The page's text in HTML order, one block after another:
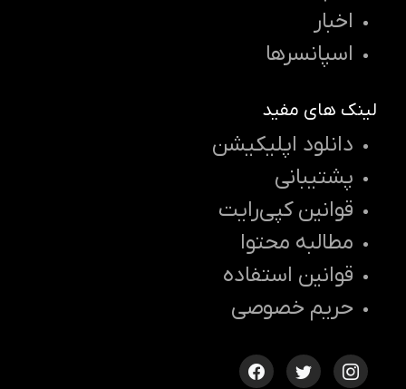
اخبار
اسپانسرها
لینک های مفید
دانلود اپلیکیشن
پشتیبانی
قوانین کپی‌رایت
مطالبه محتوا
قوانین استفاده
حریم خصوصی